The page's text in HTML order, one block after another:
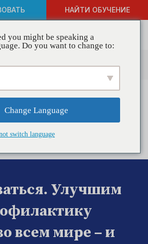
НАЙТИ ОБУЧЕНИЕ
Улучшим
всем мире – и
you might be speaking a
Do you want to change to:
Change Language
switch language